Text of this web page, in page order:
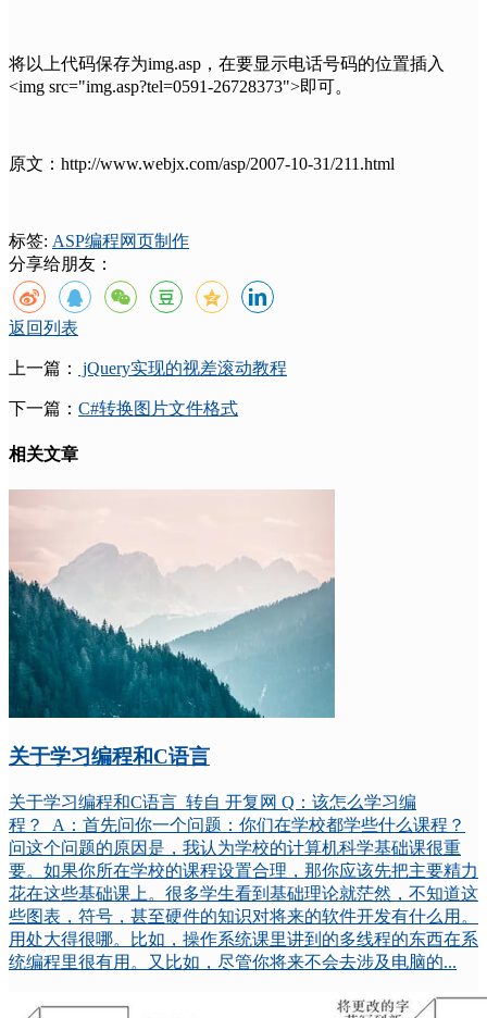
将以上代码保存为img.asp，在要显示电话号码的位置插入
<img src="img.asp?tel=0591-26728373">即可。
原文：http://www.webjx.com/asp/2007-10-31/211.html
标签: ASP编程网页制作
分享给朋友：
返回列表
上一篇： jQuery实现的视差滚动教程
下一篇： C#转换图片文件格式
相关文章
关于学习编程和C语言
关于学习编程和C语言 转自 开复网 Q：该怎么学习编
程？ A：首先问你一个问题：你们在学校都学些什么课程？
问这个问题的原因是，我认为学校的计算机科学基础课很重
要。如果你所在学校的课程设置合理，那你应该先把主要精力
花在这些基础课上。很多学生看到基础理论就茫然，不知道这
些图表，符号，甚至硬件的知识对将来的软件开发有什么用。
用处大得很哪。比如，操作系统课里讲到的多线程的东西在系
统编程里很有用。又比如，尽管你将来不会去涉及电脑的...